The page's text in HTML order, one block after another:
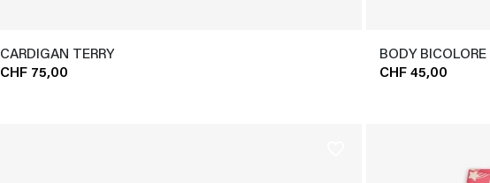
CARDIGAN TERRY
CHF 75,00
BODY BICOLORE
CHF 45,00